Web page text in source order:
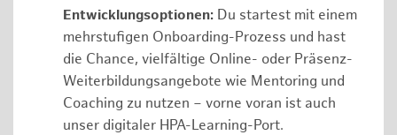
Entwicklungsoptionen: Du startest mit einem
mehrstufigen Onboarding-Prozess und hast
die Chance, vielfältige Online- oder Präsenz-
Weiterbildungsangebote wie Mentoring und
Coaching zu nutzen – vorne voran ist auch
unser digitaler HPA-Learning-Port.